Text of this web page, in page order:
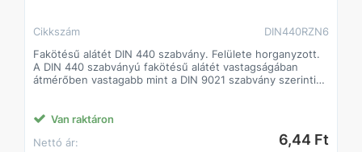
Cikkszám
DIN440RZN6
Fakötésű alátét DIN 440 szabvány. Felülete horganyzott.
A DIN 440 szabványú fakötésű alátét vastagságában
átmérőben vastagabb mint a DIN 9021 szabvány szerinti
Csökkenti a csavarok lazulásának esélyét
Javítja a csavarok terhelhetőségét, így kisebb méretű
csavarok is megfelelő teljesítményt biztosíthatnak.
Van raktáron
Nettó ár:
6,44 Ft